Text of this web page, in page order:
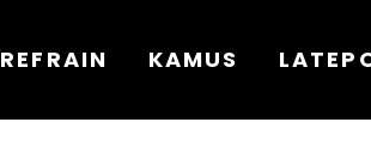
REFRAIN KAMUS